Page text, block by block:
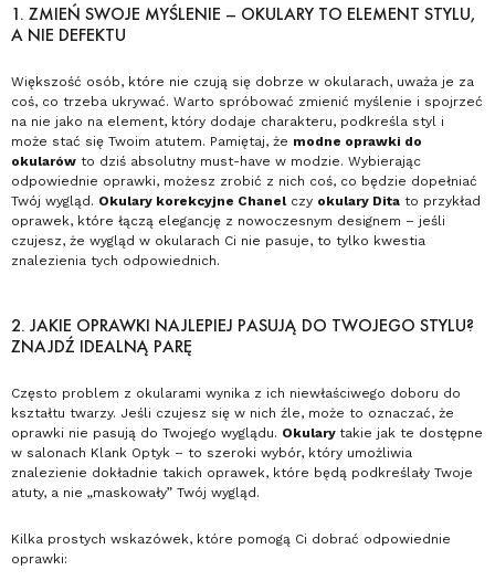
1. ZMIEŃ SWOJE MYŚLENIE – OKULARY TO ELEMENT STYLU,
A NIE DEFEKTU
Większość osób, które nie czują się dobrze w okularach, uważa je za
coś, co trzeba ukrywać. Warto spróbować zmienić myślenie i spojrzeć
na nie jako na element, który dodaje charakteru, podkreśla styl i
może stać się Twoim atutem. Pamiętaj, że modne oprawki do
okularów to dziś absolutny must-have w modzie. Wybierając
odpowiednie oprawki, możesz zrobić z nich coś, co będzie dopełniać
Twój wygląd. Okulary korekcyjne Chanel czy okulary Dita to przykład
oprawek, które łączą elegancję z nowoczesnym designem – jeśli
czujesz, że wygląd w okularach Ci nie pasuje, to tylko kwestia
znalezienia tych odpowiednich.
2. JAKIE OPRAWKI NAJLEPIEJ PASUJĄ DO TWOJEGO STYLU?
ZNAJDŹ IDEALNĄ PARĘ
Często problem z okularami wynika z ich niewłaściwego doboru do
kształtu twarzy. Jeśli czujesz się w nich źle, może to oznaczać, że
oprawki nie pasują do Twojego wyglądu. Okulary takie jak te dostępne
w salonach Klank Optyk – to szeroki wybór, który umożliwia
znalezienie dokładnie takich oprawek, które będą podkreślały Twoje
atuty, a nie „maskowały” Twój wygląd.
Kilka prostych wskazówek, które pomogą Ci dobrać odpowiednie
oprawki: